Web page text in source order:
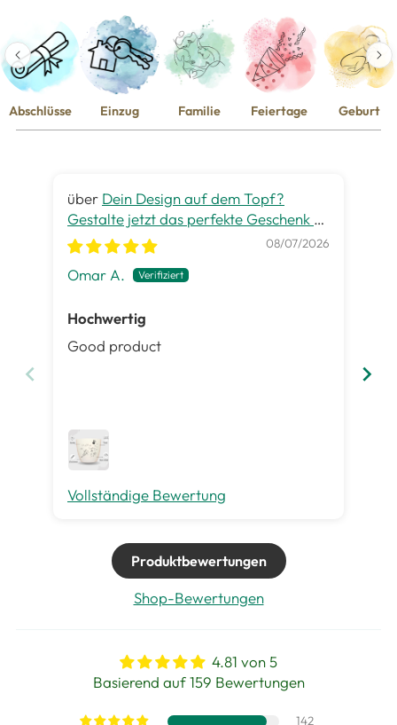
Abschlüsse Einzug Familie Feiertage Geburt
Dein Design auf dem Topf?
Gestalte jetzt das perfekte Geschenk zu
jedem Anlass
08/07/2026
Omar A.
Hochwertig
Good product
Vollständige Bewertung
Produktbewertungen
Shop-Bewertungen
4.81 von 5
Basierend auf 159 Bewertungen
142